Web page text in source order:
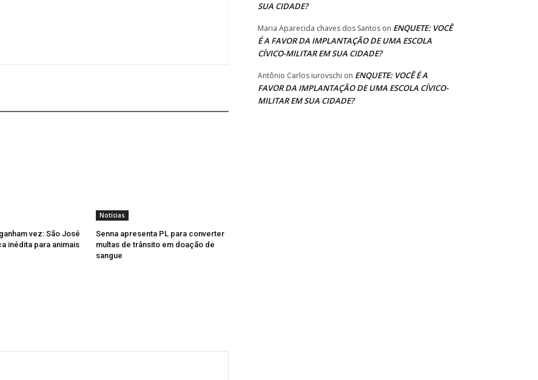
vez: São José
inédita para animais
Notícias
Senna apresenta PL para converter
multas de trânsito em doação de
sangue
SUA CIDADE?
Maria Aparecida chaves dos Santos on ENQUETE: VOCÊ
É A FAVOR DA IMPLANTAÇÃO DE UMA ESCOLA
CÍVICO-MILITAR EM SUA CIDADE?
Antônio Carlos iurovschi on ENQUETE: VOCÊ É A
FAVOR DA IMPLANTAÇÃO DE UMA ESCOLA CÍVICO-
MILITAR EM SUA CIDADE?